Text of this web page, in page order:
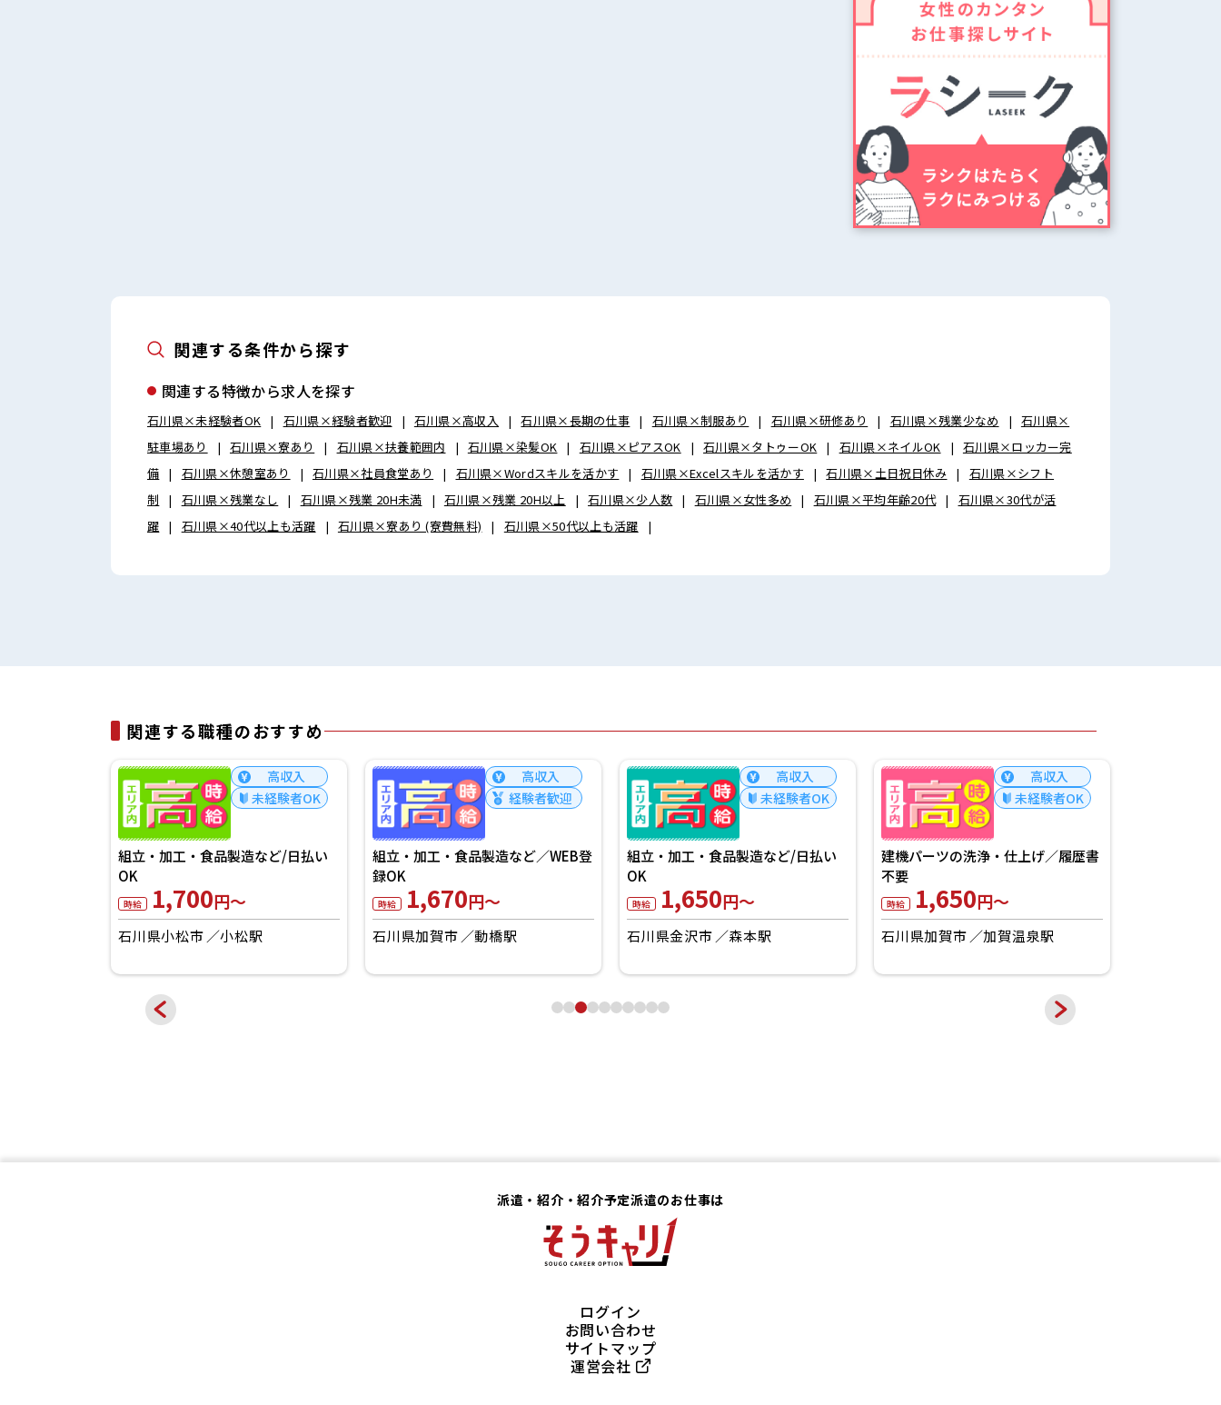
関連する条件から探す
関連する特徴から求人を探す
石川県×未経験者OK 石川県×経験者歓迎 石川県×高収入 石川県×長期の仕事 石川県×制服あり 石川県×研修あり 石川県×残業少なめ
石川県×
駐車場あり
石川県×寮あり 石川県×扶養範囲内 石川県×染髪OK 石川県×ピアスOK 石川県×タトゥーOK 石川県×ネイルOK
石川県×ロッカー完
備
石川県×休憩室あり 石川県×社員食堂あり 石川県×Wordスキルを活かす 石川県×Excelスキルを活かす 石川県×土日祝日休み
石川県×シフト
制
石川県×残業なし 石川県×残業 20H未満 石川県×残業 20H以上 石川県×少人数 石川県×女性多め 石川県×平均年齢20代
石川県×30代が活
躍
石川県×40代以上も活躍 石川県×寮あり (寮費無料) 石川県×50代以上も活躍
関連する職種のおすすめ
高収入
未経験者OK
組立・加工・食品製造など/日払い
OK
時給 1,700円～
石川県小松市 小松駅
高収入
経験者歓迎
組立・加工・食品製造など／WEB登
録OK
時給 1,670円～
石川県加賀市 動橋駅
高収入
未経験者OK
組立・加工・食品製造など/日払い
OK
時給 1,650円～
石川県金沢市 森本駅
高収入
未経験者OK
建機パーツの洗浄・仕上げ／履歴書
不要
時給 1,650円～
石川県加賀市 加賀温泉駅
派遣・紹介・紹介予定派遣のお仕事は
ログイン
お問い合わせ
サイトマップ
運営会社